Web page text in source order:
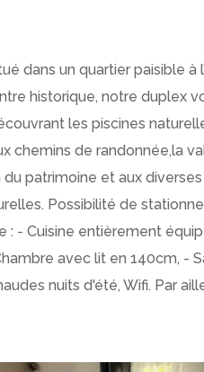
dans un quartier paisible à
historique, notre duplex
les piscines
chemins de randonnée,la
patrimoine et aux
Possibilité de
- Cuisine entièrement
avec lit en 140cm, -
nuits d'été, Wifi. Par